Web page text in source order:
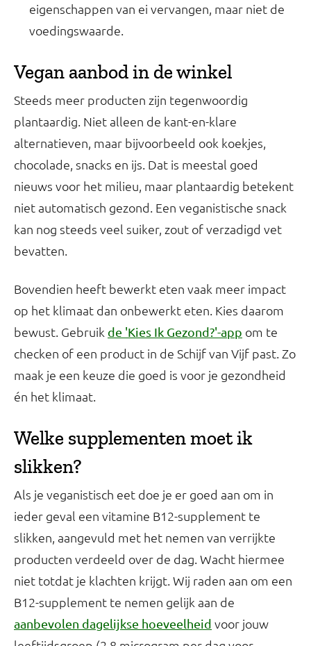
eigenschappen van ei vervangen, maar niet de
voedingswaarde.
Vegan aanbod in de winkel
Steeds meer producten zijn tegenwoordig
plantaardig. Niet alleen de kant-en-klare
alternatieven, maar bijvoorbeeld ook koekjes,
chocolade, snacks en ijs. Dat is meestal goed
nieuws voor het milieu, maar plantaardig betekent
niet automatisch gezond. Een veganistische snack
kan nog steeds veel suiker, zout of verzadigd vet
bevatten.
Bovendien heeft bewerkt eten vaak meer impact
op het klimaat dan onbewerkt eten. Kies daarom
bewust. Gebruik de 'Kies Ik Gezond?'-app om te
checken of een product in de Schijf van Vijf past. Zo
maak je een keuze die goed is voor je gezondheid
én het klimaat.
Welke supplementen moet ik
slikken?
Als je veganistisch eet doe je er goed aan om in
ieder geval een vitamine B12-supplement te
slikken, aangevuld met het nemen van verrijkte
producten verdeeld over de dag. Wacht hiermee
niet totdat je klachten krijgt. Wij raden aan om een
B12-supplement te nemen gelijk aan de
aanbevolen dagelijkse hoeveelheid voor jouw